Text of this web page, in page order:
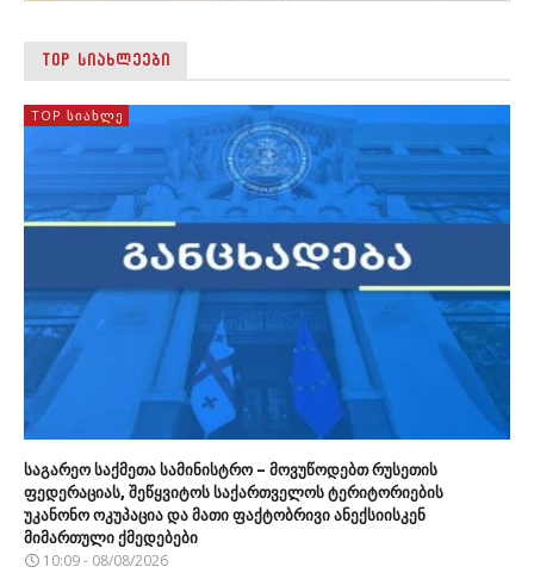
TOP ᲡᲘᲐᲮᲚᲔᲔᲑᲘ
TOP ᲡᲘᲐᲮᲚᲔ
საგარეო საქმეთა სამინისტრო – მოვუწოდებთ რუსეთის
ფედერაციას, შეწყვიტოს საქართველოს ტერიტორიების
უკანონო ოკუპაცია და მათი ფაქტობრივი ანექსიისკენ
მიმართული ქმედებები
10:09 - 08/08/2026